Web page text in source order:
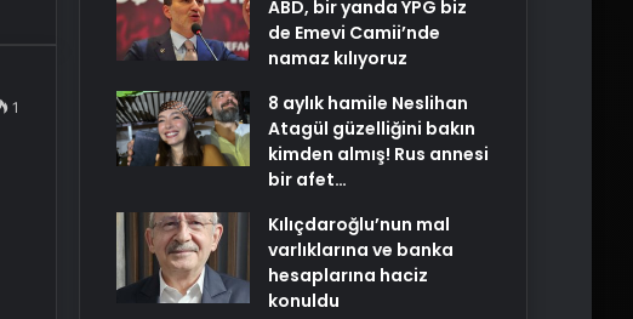
1
ABD, bir yanda YPG biz
de Emevi Camii’nde
namaz kılıyoruz
8 aylık hamile Neslihan
Atagül güzelliğini bakın
kimden almış! Rus annesi
bir afet…
Kılıçdaroğlu’nun mal
varlıklarına ve banka
hesaplarına haciz
konuldu